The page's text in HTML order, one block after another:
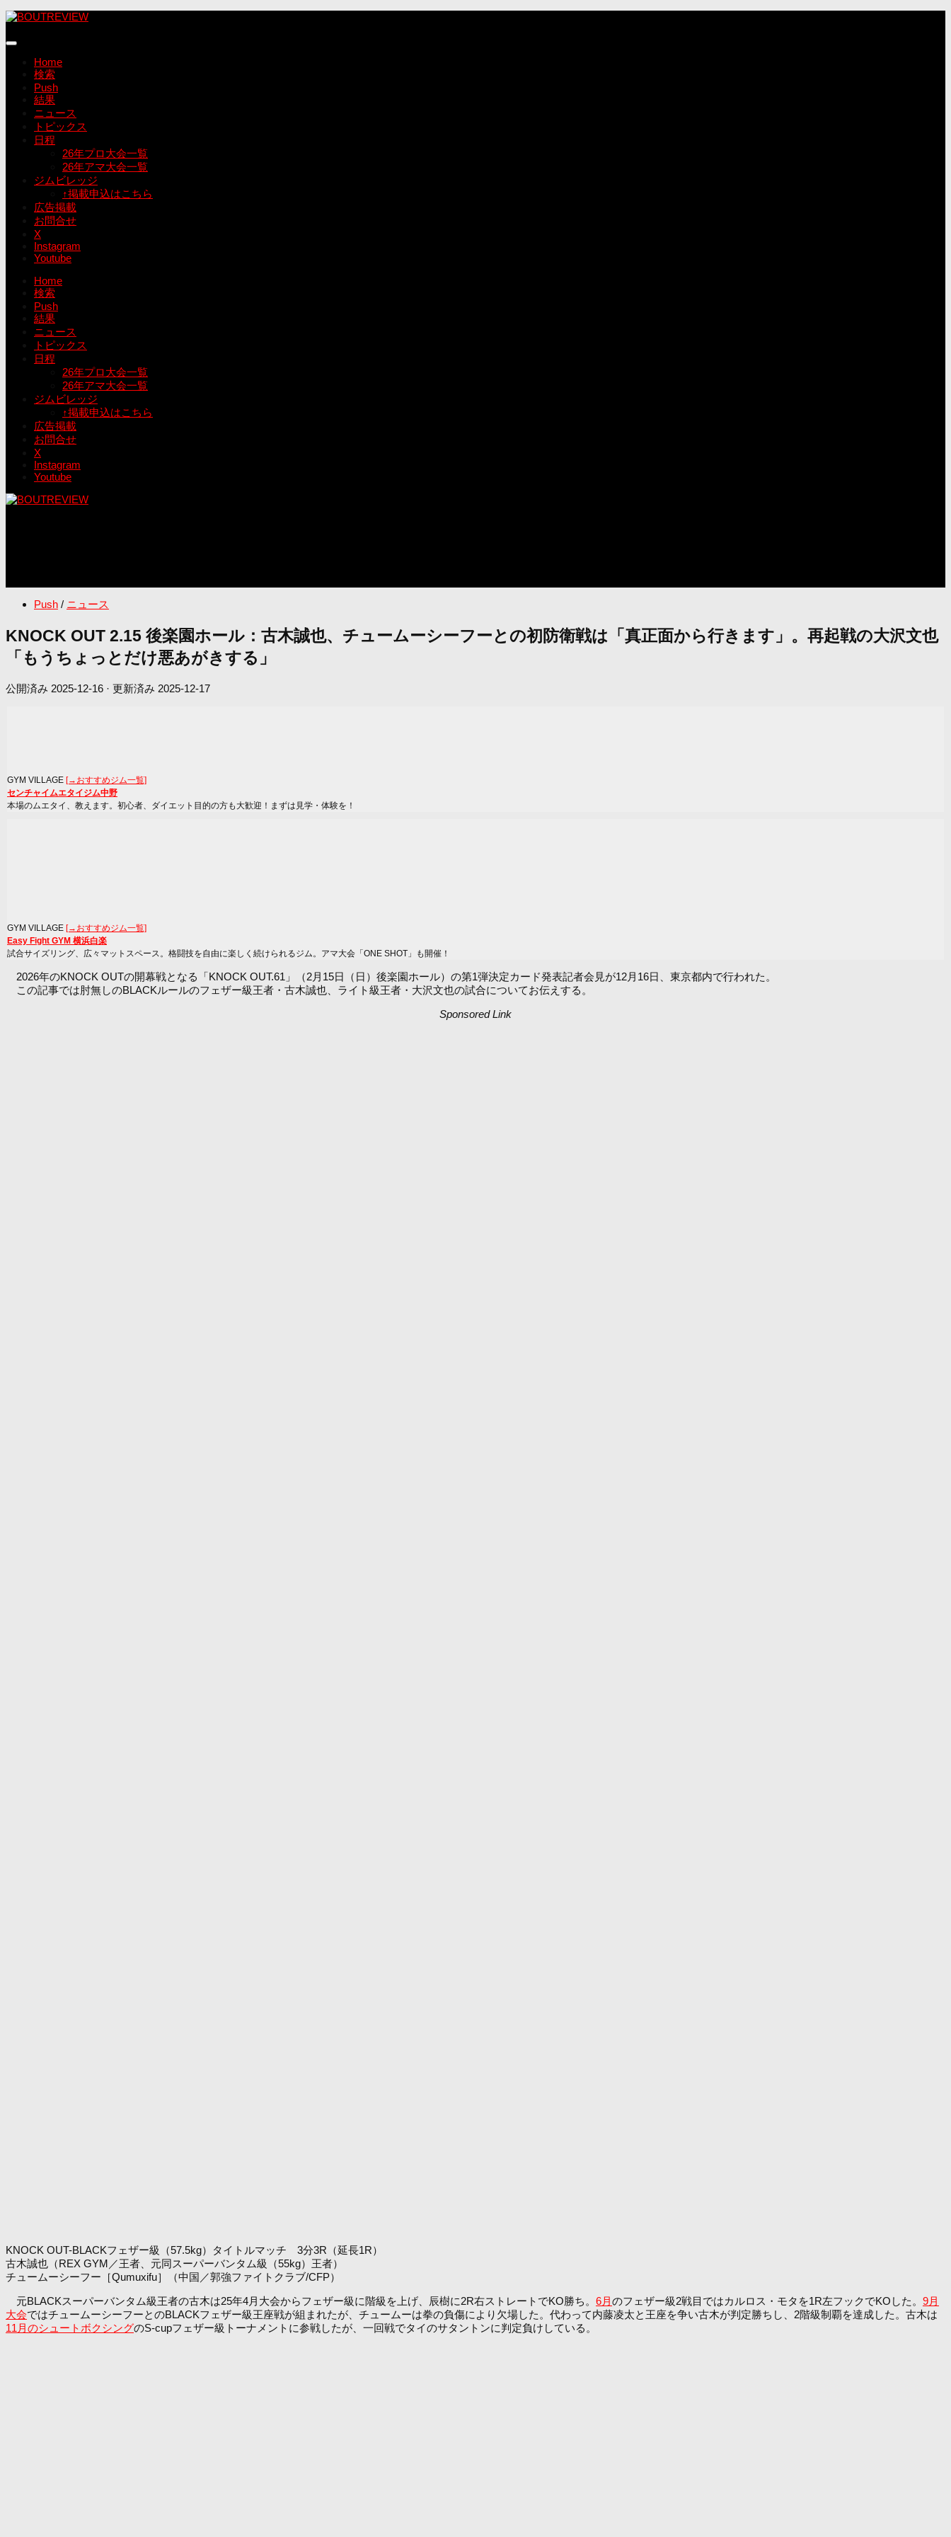
コ
テ
Home
検索
Push
結果
ニュース
トピックス
日程
26年プロ大会一覧
26年アマ大会一覧
ジムビレッジ
↑掲載申込はこちら
広告掲載
お問合せ
X
Instagram
Youtube
Home
検索
Push
結果
ニュース
トピックス
日程
26年プロ大会一覧
26年アマ大会一覧
ジムビレッジ
↑掲載申込はこちら
広告掲載
お問合せ
X
Instagram
Youtube
Push / ニュース
KNOCK OUT 2.15 後楽園ホール：古木誠也、チュームーシーフーとの初防衛戦は「真正面から行きます」。再起戦の大沢文也
「もうちょっとだけ悪あがきする」
公開済み 2025-12-16 · 更新済み 2025-12-17
GYM VILLAGE [→おすすめジム一覧]
センチャイムエタイジム中野
本場のムエタイ、教えます。初心者、ダイエット目的の方も大歓迎！まずは見学・体験を！
GYM VILLAGE [→おすすめジム一覧]
Easy Fight GYM 横浜白楽
試合サイズリング、広々マットスペース。格闘技を自由に楽しく続けられるジム。アマ大会「ONE SHOT」も開催！
2026年のKNOCK OUTの開幕戦となる「KNOCK OUT.61」（2月15日（日）後楽園ホール）の第1弾決定カード発表記者会見が12月16日、東京都内で行われた。
この記事では肘無しのBLACKルールのフェザー級王者・古木誠也、ライト級王者・大沢文也の試合についてお伝えする。
Sponsored Link
KNOCK OUT-BLACKフェザー級（57.5kg）タイトルマッチ 3分3R（延長1R）
古木誠也（REX GYM／王者、元同スーパーバンタム級（55kg）王者）
チュームーシーフー［Qumuxifu］（中国／郭強ファイトクラブ/CFP）
元BLACKスーパーバンタム級王者の古木は25年4月大会からフェザー級に階級を上げ、辰樹に2R右ストレートでKO勝ち。 6月のフェザー級2戦目ではカルロス・モタを1R左フックでKOした。 9月
大会ではチュームーシーフーとのBLACKフェザー級王座戦が組まれたが、チュームーは拳の負傷により欠場した。代わって内藤凌太と王座を争い古木が判定勝ちし、2階級制覇を達成した。古木は
11月のシュートボクシングのS-cupフェザー級トーナメントに参戦したが、一回戦でタイのサタントンに判定負けしている。